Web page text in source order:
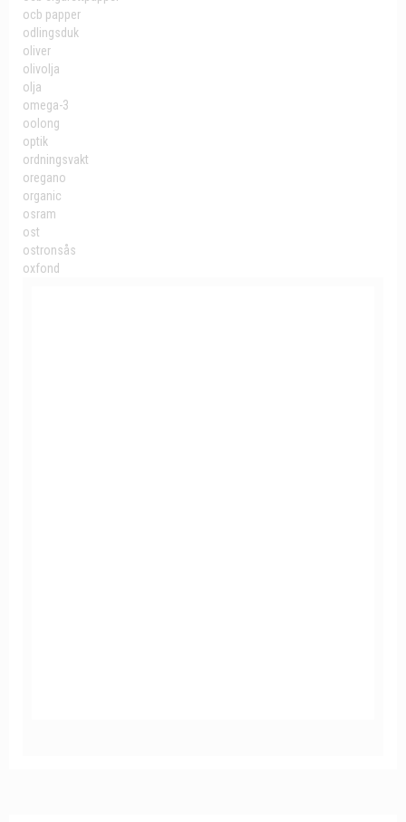
ocb papper
odlingsduk
oliver
olivolja
olja
omega-3
oolong
optik
ordningsvakt
oregano
organic
osram
ost
ostronsås
oxfond